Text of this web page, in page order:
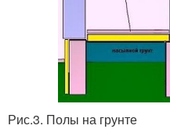
Рис.3. Полы на грунте